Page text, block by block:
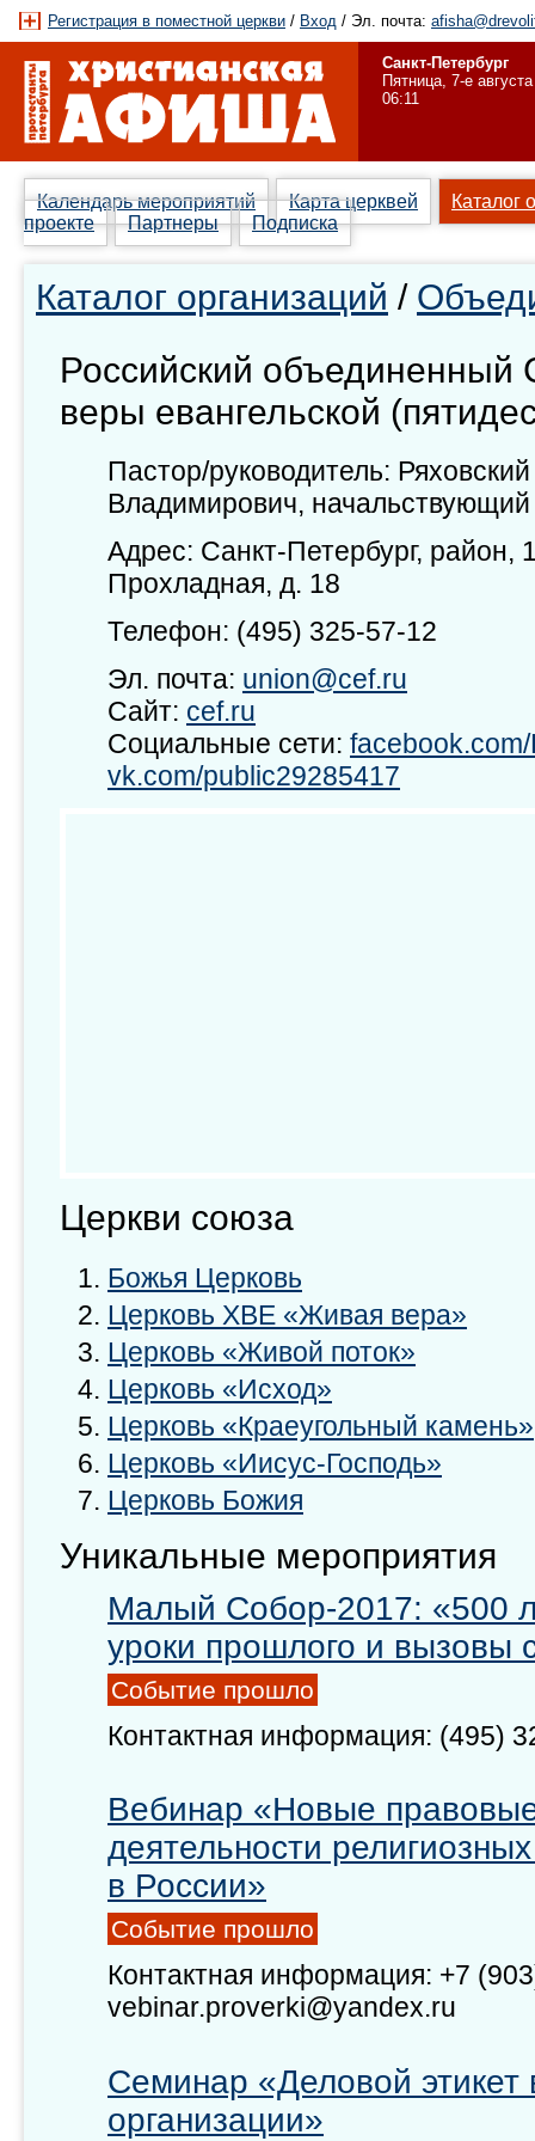
Регистрация в поместной церкви / Вход / Эл. почта:
Санкт-Петербург
Пятница, 7-е августа
06:11
Календарь мероприятий Карта церквей
Каталог
проекте
Партнеры Подписка
Каталог организаций /
Российский объединенный
веры евангельской
Пастор/руководитель:
Владимирович, начальствующий
Адрес: Санкт-Петербург, район,
Прохладная, д. 18
Телефон: (495) 325-57-12
Эл. почта: union@cef.ru
Сайт: cef.ru
Социальные сети:
vk.com/public29285417
Церкви союза
Божья Церковь
Церковь ХВЕ «Живая вера»
Церковь «Живой поток»
Церковь «Исход»
Церковь «Краеугольный камень»
Церковь «Иисус-Господь»
Церковь Божия
Уникальные мероприятия
Малый Собор-2017: «500
уроки прошлого и вызовы
Событие прошло
Контактная информация: (495)
Вебинар «Новые
деятельности
в России»
Событие прошло
Контактная информация: +7
vebinar.proverki@yandex.ru
Семинар «Деловой этикет
организации»